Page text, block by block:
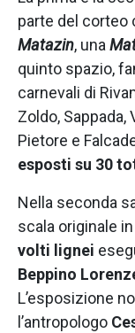
parte del corteo
Matazin, una
quinto spazio,
carnevali di
Zoldo, Sappada,
Pietore e
esposti su 30
Nella seconda
scala originale
volti lignei
Beppino
L’esposizione
l’antropologo